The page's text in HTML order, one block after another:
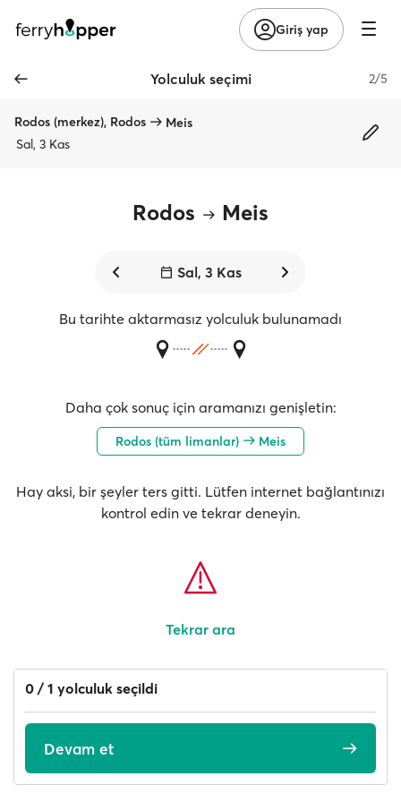
Giriş yap
Yolculuk seçimi 2/5
Rodos (merkez), Rodos
Meis
Sal, 3 Kas
Rodos Meis
Sal, 3 Kas
Bu tarihte aktarmasız yolculuk bulunamadı
Daha çok sonuç için aramanızı genişletin:
Rodos (tüm limanlar) Meis
Hay aksi, bir şeyler ters gitti. Lütfen internet bağlantınızı
kontrol edin ve tekrar deneyin.
Tekrar ara
0 / 1 yolculuk seçildi
Devam et